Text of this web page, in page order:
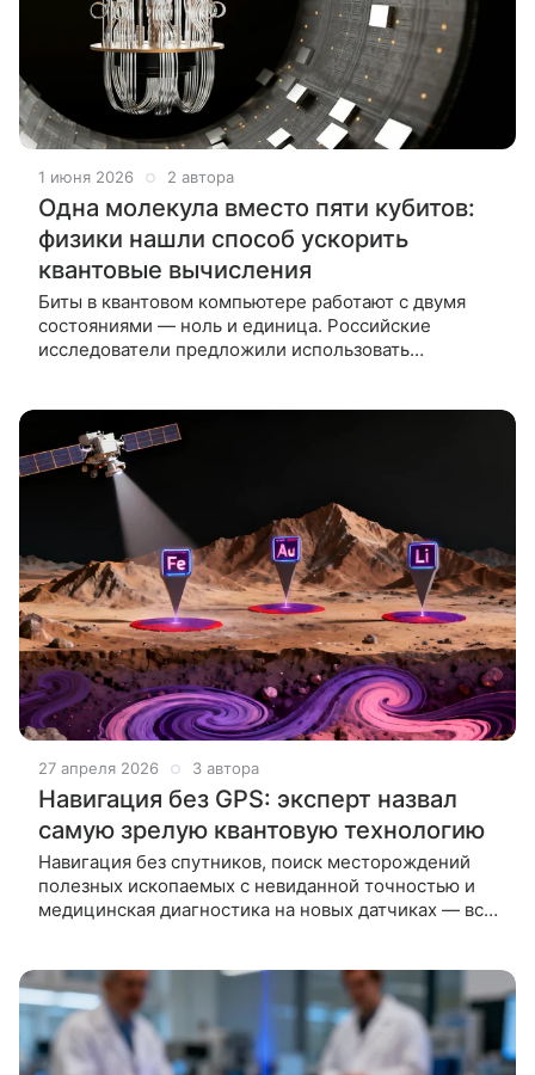
1 июня 2026 2 автора
Одна молекула вместо пяти кубитов:
физики нашли способ ускорить
квантовые вычисления
Биты в квантовом компьютере работают с двумя
состояниями — ноль и единица. Российские
исследователи предложили использовать
27 апреля 2026 3 автора
Навигация без GPS: эксперт назвал
самую зрелую квантовую технологию
Навигация без спутников, поиск месторождений
полезных ископаемых с невиданной точностью и
медицинская диагностика на новых датчиках — все